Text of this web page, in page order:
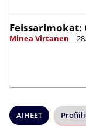
Feissarimokat:
Minea Virtanen |
AIHEET